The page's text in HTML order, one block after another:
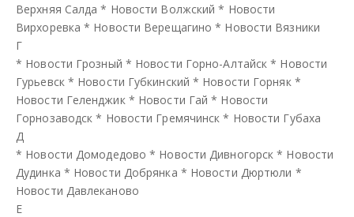
Верхняя Салда * Новости Волжский * Новости
Вирхоревка * Новости Верещагино * Новости Вязники
Г
* Новости Грозный * Новости Горно-Алтайск * Новости
Гурьевск * Новости Губкинский * Новости Горняк *
Новости Геленджик * Новости Гай * Новости
Горнозаводск * Новости Гремячинск * Новости Губаха
Д
* Новости Домодедово * Новости Дивногорск * Новости
Дудинка * Новости Добрянка * Новости Дюртюли *
Новости Давлеканово
Е